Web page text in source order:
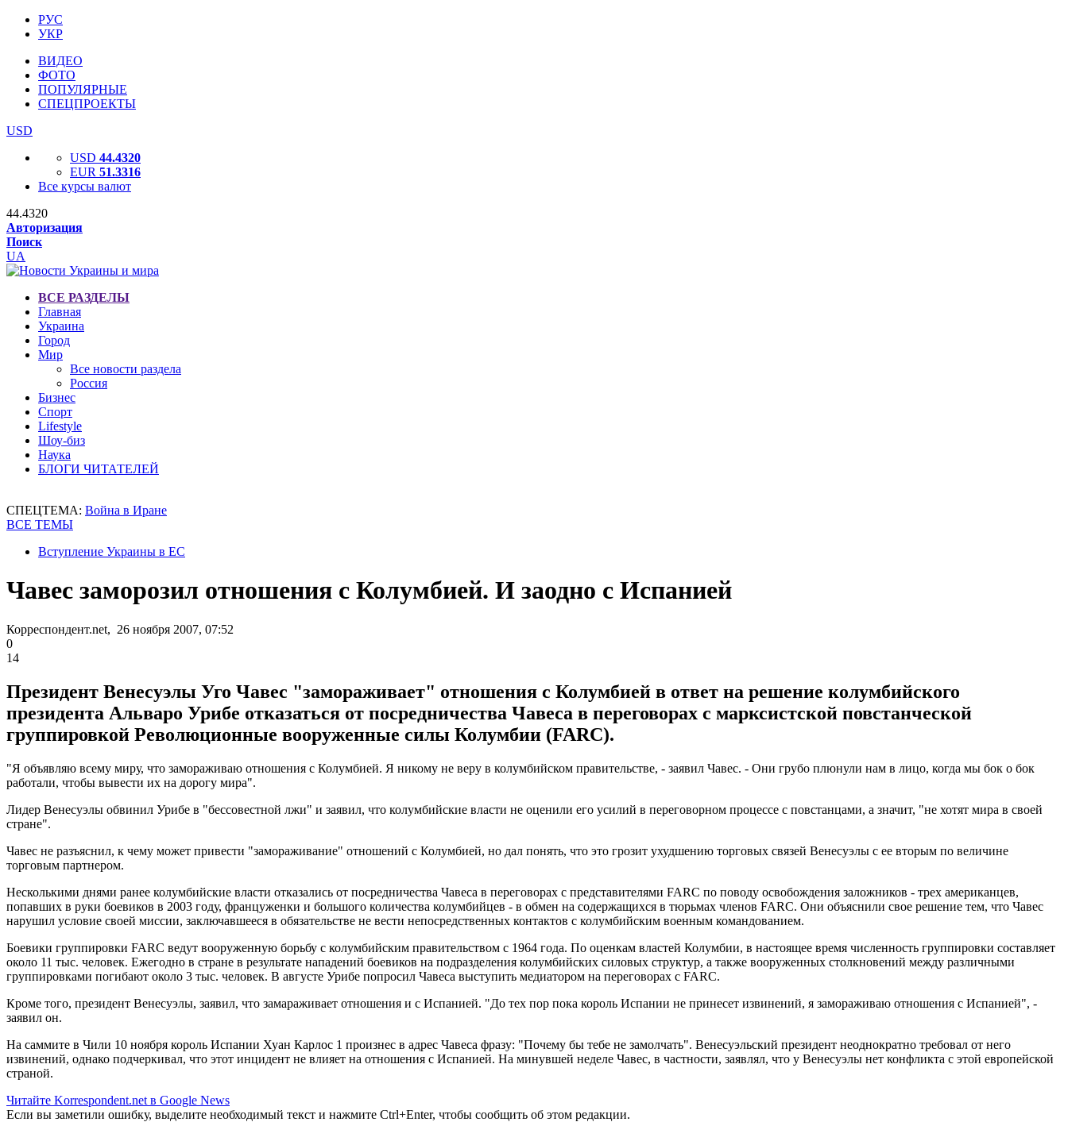
РУС
УКР
ВИДЕО
ФОТО
ПОПУЛЯРНЫЕ
СПЕЦПРОЕКТЫ
USD
USD 44.4320
EUR 51.3316
Все курсы валют
44.4320
Авторизация
Поиск
UA
ВСЕ РАЗДЕЛЫ
Главная
Украина
Город
Мир
Все новости раздела
Россия
Бизнес
Спорт
Lifestyle
Шоу-биз
Наука
БЛОГИ ЧИТАТЕЛЕЙ
СПЕЦТЕМА: Война в Иране
ВСЕ ТЕМЫ
Вступление Украины в ЕС
Чавес заморозил отношения с Колумбией. И заодно с Испанией
Корреспондент.net, 26 ноября 2007, 07:52
0
14
Президент Венесуэлы Уго Чавес "замораживает" отношения с Колумбией в ответ на решение колумбийского
президента Альваро Урибе отказаться от посредничества Чавеса в переговорах с марксистской повстанческой
группировкой Революционные вооруженные силы Колумбии (FARC).
"Я объявляю всему миру, что замораживаю отношения с Колумбией. Я никому не веру в колумбийском правительстве, - заявил Чавес. - Они грубо плюнули нам в лицо, когда мы бок о бок
работали, чтобы вывести их на дорогу мира".
Лидер Венесуэлы обвинил Урибе в "бессовестной лжи" и заявил, что колумбийские власти не оценили его усилий в переговорном процессе с повстанцами, а значит, "не хотят мира в своей
стране".
Чавес не разъяснил, к чему может привести "замораживание" отношений с Колумбией, но дал понять, что это грозит ухудшению торговых связей Венесуэлы с ее вторым по величине
торговым партнером.
Несколькими днями ранее колумбийские власти отказались от посредничества Чавеса в переговорах с представителями FARC по поводу освобождения заложников - трех американцев,
попавших в руки боевиков в 2003 году, француженки и большого количества колумбийцев - в обмен на содержащихся в тюрьмах членов FARC. Они объяснили свое решение тем, что Чавес
нарушил условие своей миссии, заключавшееся в обязательстве не вести непосредственных контактов с колумбийским военным командованием.
Боевики группировки FARC ведут вооруженную борьбу с колумбийским правительством с 1964 года. По оценкам властей Колумбии, в настоящее время численность группировки составляет
около 11 тыс. человек. Ежегодно в стране в результате нападений боевиков на подразделения колумбийских силовых структур, а также вооруженных столкновений между различными
группировками погибают около 3 тыс. человек. В августе Урибе попросил Чавеса выступить медиатором на переговорах с FARC.
Кроме того, президент Венесуэлы, заявил, что замараживает отношения и с Испанией. "До тех пор пока король Испании не принесет извинений, я замораживаю отношения с Испанией", -
заявил он.
На саммите в Чили 10 ноября король Испании Хуан Карлос 1 произнес в адрес Чавеса фразу: "Почему бы тебе не замолчать". Венесуэльский президент неоднократно требовал от него
извинений, однако подчеркивал, что этот инцидент не влияет на отношения с Испанией. На минувшей неделе Чавес, в частности, заявлял, что у Венесуэлы нет конфликта с этой европейской
страной.
Читайте Korrespondent.net в Google News
Если вы заметили ошибку, выделите необходимый текст и нажмите Ctrl+Enter, чтобы сообщить об этом редакции.